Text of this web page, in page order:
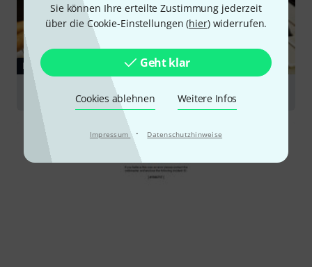
Sie können Ihre erteilte Zustimmung jederzeit
über die Cookie-Einstellungen (hier) widerrufen.
Geht klar
Cookies ablehnen Weitere Infos
Impressum · Datenschutzhinweise
RATGEBER
Instrumente für Einsteiger